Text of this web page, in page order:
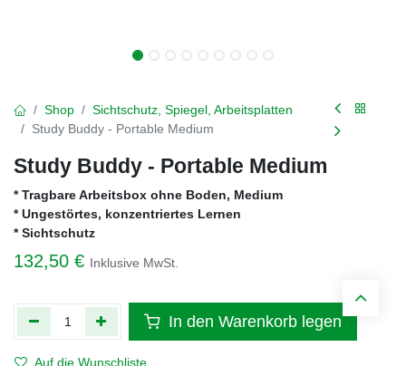
Shop
Sichtschutz, Spiegel, Arbeitsplatten
Study Buddy - Portable Medium
Study Buddy - Portable Medium
* Tragbare Arbeitsbox ohne Boden, Medium
* Ungestörtes, konzentriertes Lernen
* Sichtschutz
132,50 € Inklusive MwSt.
In den Warenkorb legen
Auf die Wunschliste